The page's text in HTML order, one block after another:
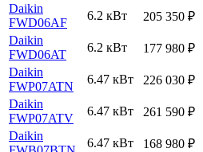
Daikin
FWD06AF
6.2 кВт 205 350 ₽
Daikin
FWD06AT
6.2 кВт 177 980 ₽
Daikin
FWP07ATN
6.47 кВт 226 030 ₽
Daikin
FWP07ATV
6.47 кВт 261 590 ₽
Daikin
6.47 кВт 168 980 ₽